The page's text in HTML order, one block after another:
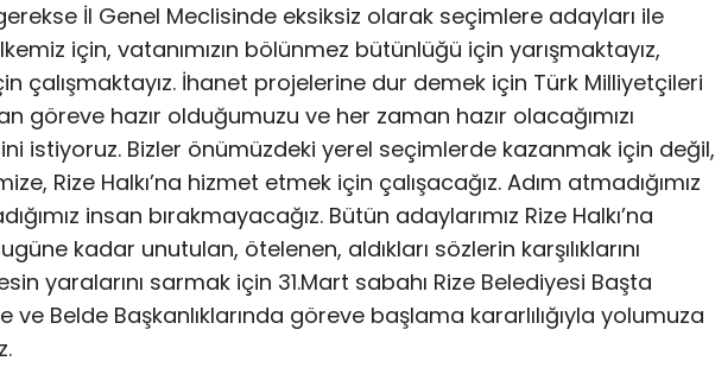
İl Genel Meclisinde eksiksiz olarak seçimlere adayları ile
için, vatanımızın bölünmez bütünlüğü için yarışmaktayız,
çalışmaktayız. İhanet projelerine dur demek için Türk Milliyetçileri
göreve hazır olduğumuzu ve her zaman hazır olacağımızı
istiyoruz. Bizler önümüzdeki yerel seçimlerde kazanmak için değil,
Rize Halkı’na hizmet etmek için çalışacağız. Adım atmadığımız
insan bırakmayacağız. Bütün adaylarımız Rize Halkı’na
kadar unutulan, ötelenen, aldıkları sözlerin karşılıklarını
yaralarını sarmak için 31.Mart sabahı Rize Belediyesi Başta
ve Belde Başkanlıklarında göreve başlama kararlılığıyla yolumuza